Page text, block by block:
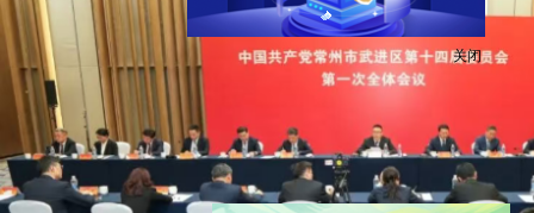
关闭